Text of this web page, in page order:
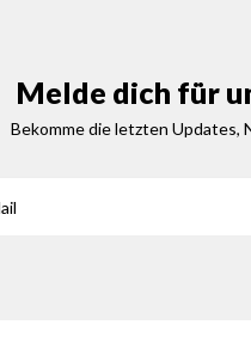
Melde dich für
Bekomme die letzten Updates,